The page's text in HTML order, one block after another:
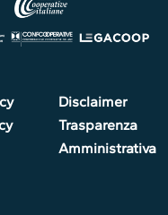
Disclaimer
Trasparenza
Amministrativa